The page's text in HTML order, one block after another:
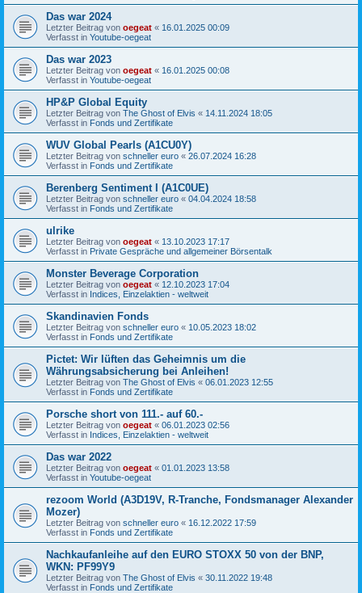
Das war 2024
Letzter Beitrag von oegeat « 16.01.2025 00:09
Verfasst in Youtube-oegeat
Das war 2023
Letzter Beitrag von oegeat « 16.01.2025 00:08
Verfasst in Youtube-oegeat
HP&P Global Equity
Letzter Beitrag von The Ghost of Elvis « 14.11.2024 18:05
Verfasst in Fonds und Zertifikate
WUV Global Pearls (A1CU0Y)
Letzter Beitrag von schneller euro « 26.07.2024 16:28
Verfasst in Fonds und Zertifikate
Berenberg Sentiment I (A1C0UE)
Letzter Beitrag von schneller euro « 04.04.2024 18:58
Verfasst in Fonds und Zertifikate
ulrike
Letzter Beitrag von oegeat « 13.10.2023 17:17
Verfasst in Private Gespräche und allgemeiner Börsentalk
Monster Beverage Corporation
Letzter Beitrag von oegeat « 12.10.2023 17:04
Verfasst in Indices, Einzelaktien - weltweit
Skandinavien Fonds
Letzter Beitrag von schneller euro « 10.05.2023 18:02
Verfasst in Fonds und Zertifikate
Pictet: Wir lüften das Geheimnis um die
Währungsabsicherung bei Anleihen!
Letzter Beitrag von The Ghost of Elvis « 06.01.2023 12:55
Verfasst in Fonds und Zertifikate
Porsche short von 111.- auf 60.-
Letzter Beitrag von oegeat « 06.01.2023 02:56
Verfasst in Indices, Einzelaktien - weltweit
Das war 2022
Letzter Beitrag von oegeat « 01.01.2023 13:58
Verfasst in Youtube-oegeat
rezoom World (A3D19V, R-Tranche, Fondsmanager Alexander
Mozer)
Letzter Beitrag von schneller euro « 16.12.2022 17:59
Verfasst in Fonds und Zertifikate
Nachkaufanleihe auf den EURO STOXX 50 von der BNP,
WKN: PF99Y9
Letzter Beitrag von The Ghost of Elvis « 30.11.2022 19:48
Verfasst in Fonds und Zertifikate